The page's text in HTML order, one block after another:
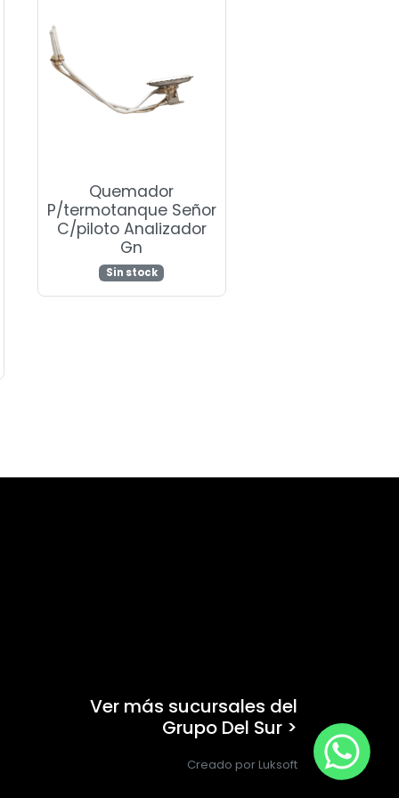
Quemador
P/termotanque Señor
C/piloto Analizador
Gn
Sin stock
Ver más sucursales del
Grupo Del Sur >
Creado por Luksoft